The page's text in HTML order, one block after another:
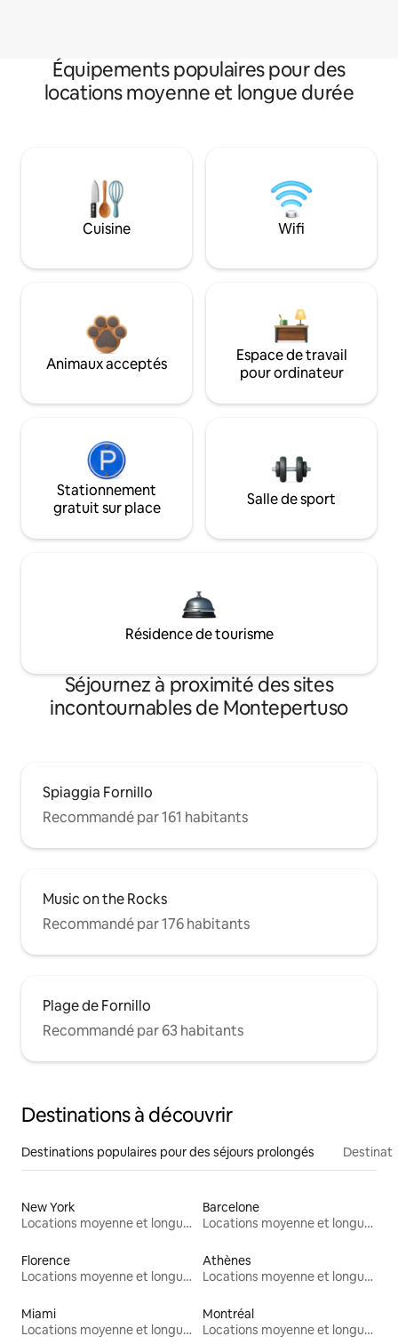
Équipements populaires pour des
locations moyenne et longue durée
Cuisine Wifi
Animaux acceptés
Espace de travail
pour ordinateur
Stationnement
gratuit sur place
Salle de sport
Résidence de tourisme
Séjournez à proximité des sites
incontournables de Montepertuso
Spiaggia Fornillo
Recommandé par 161 habitants
Music on the Rocks
Recommandé par 176 habitants
Plage de Fornillo
Recommandé par 63 habitants
Destinations à découvrir
Destinations populaires pour des séjours prolongés
New York
Locations moyenne et longue durée
Barcelone
Locations moyenne et longue durée
Florence
Locations moyenne et longue durée
Athènes
Locations moyenne et longue durée
Miami
Locations moyenne et longue durée
Montréal
Locations moyenne et longue durée